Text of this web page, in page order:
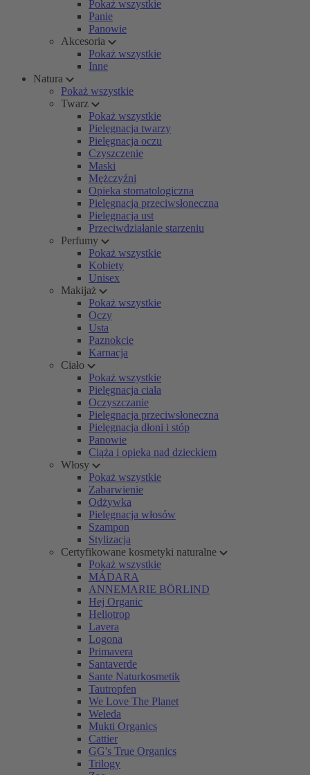
Pokaż wszystkie
Panie
Panowie
Akcesoria
Pokaż wszystkie
Inne
Natura
Pokaż wszystkie
Twarz
Pokaż wszystkie
Pielęgnacja twarzy
Pielęgnacja oczu
Czyszczenie
Maski
Mężczyźni
Opieka stomatologiczna
Pielęgnacja przeciwsłoneczna
Pielęgnacja ust
Przeciwdziałanie starzeniu
Perfumy
Pokaż wszystkie
Kobiety
Unisex
Makijaż
Pokaż wszystkie
Oczy
Usta
Paznokcie
Karnacja
Ciało
Pokaż wszystkie
Pielęgnacja ciała
Oczyszczanie
Pielęgnacja przeciwsłoneczna
Pielęgnacja dłoni i stóp
Panowie
Ciąża i opieka nad dzieckiem
Włosy
Pokaż wszystkie
Zabarwienie
Odżywka
Pielęgnacja włosów
Szampon
Stylizacja
Certyfikowane kosmetyki naturalne
Pokaż wszystkie
MÁDARA
ANNEMARIE BÖRLIND
Hej Organic
Heliotrop
Lavera
Logona
Primavera
Santaverde
Sante Naturkosmetik
Tautropfen
We Love The Planet
Weleda
Mukti Organics
Cattier
GG's True Organics
Trilogy